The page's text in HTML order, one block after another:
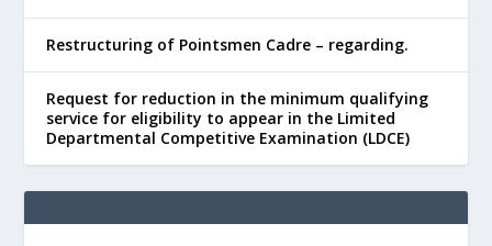
Restructuring of Pointsmen Cadre – regarding.
Request for reduction in the minimum qualifying
service for eligibility to appear in the Limited
Departmental Competitive Examination (LDCE)